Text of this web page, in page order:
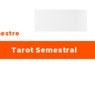
Tarot Semestral